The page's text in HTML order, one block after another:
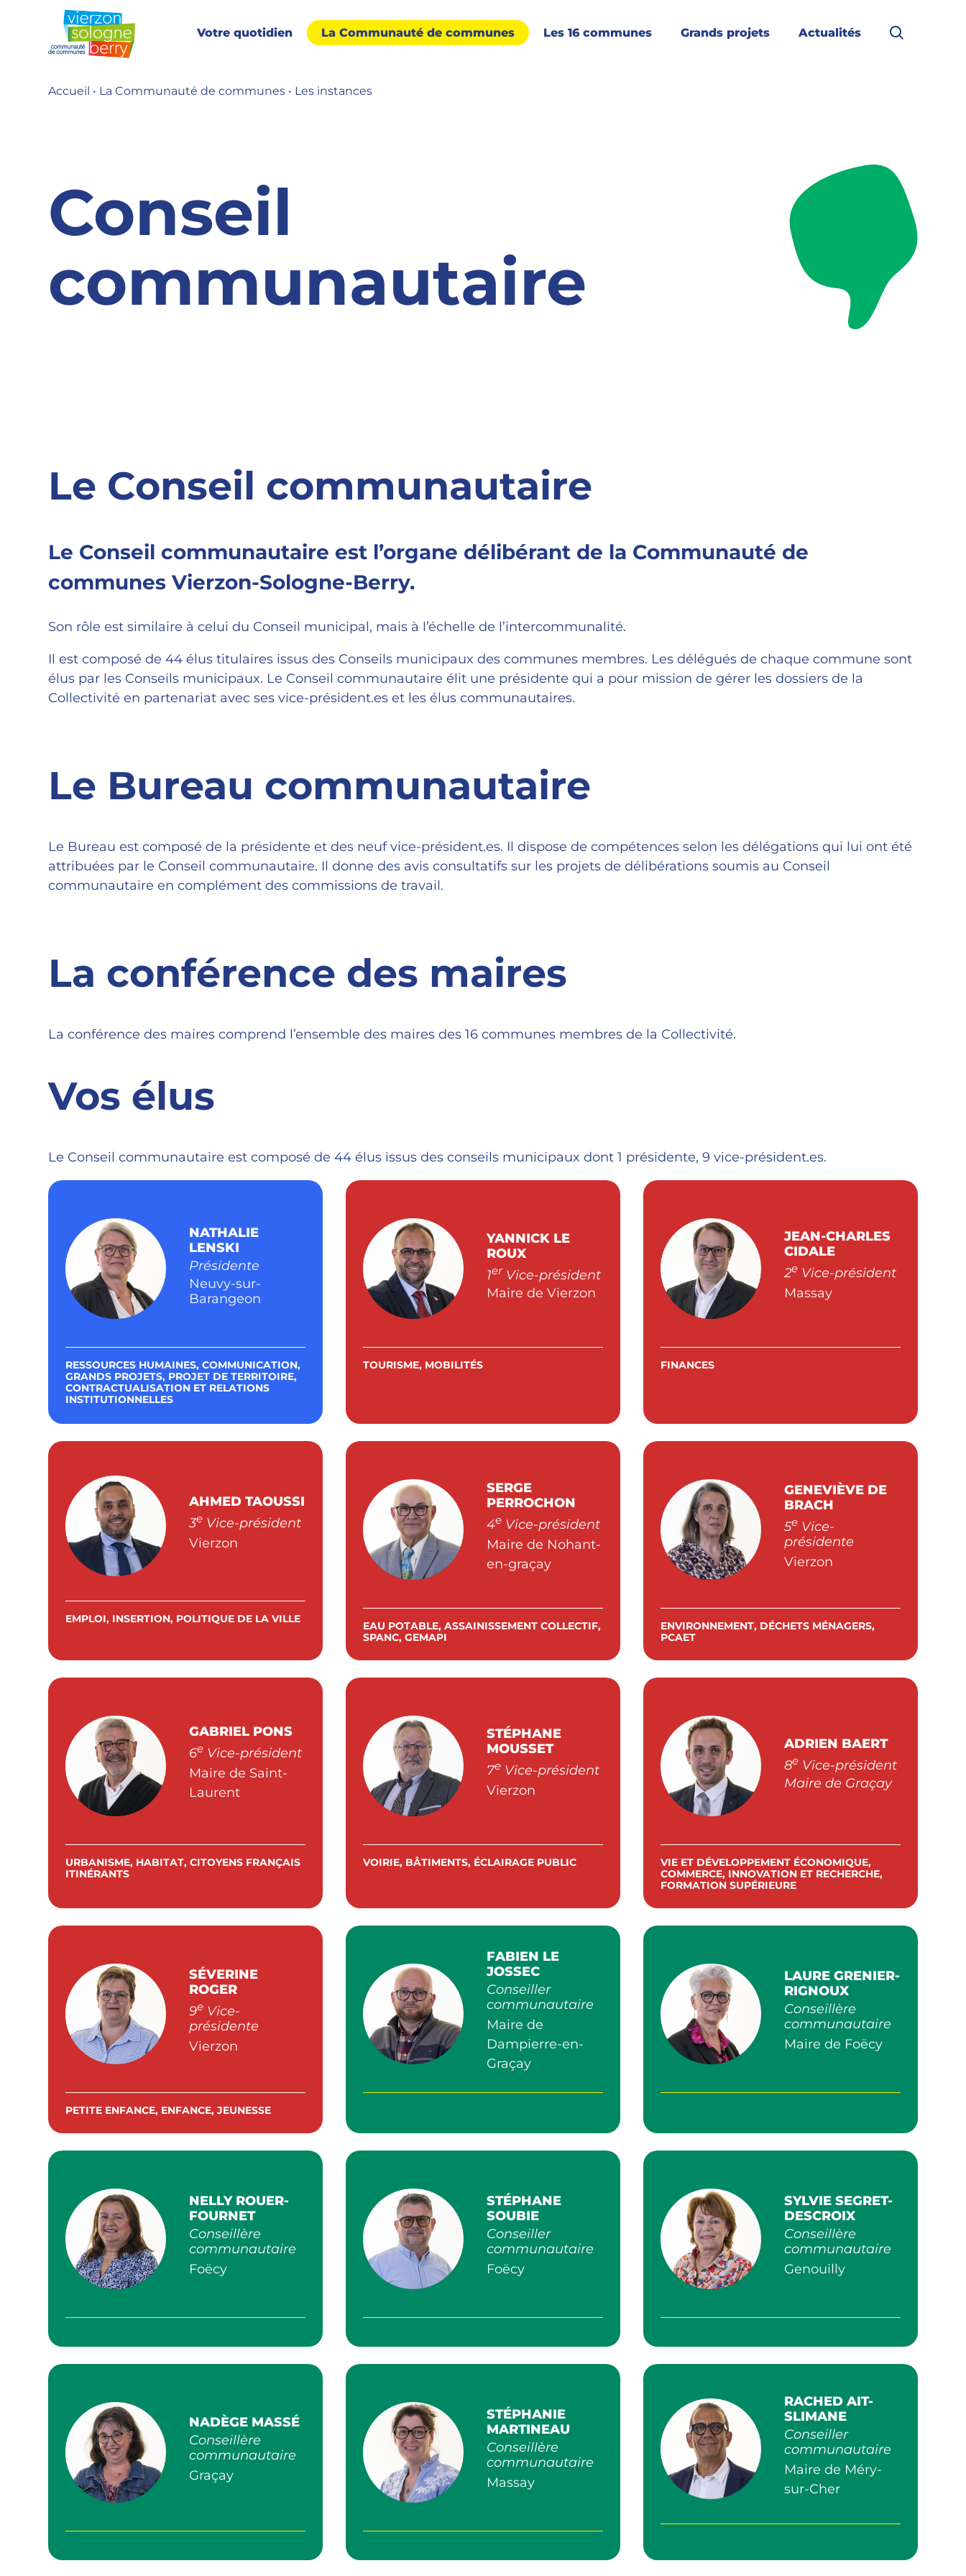
Votre quotidien La Communauté de communes Les 16 communes Grands projets Actualités Rechercher
Accueil • La Communauté de communes • Les instances
Conseil
communautaire
Le Conseil communautaire
Le Conseil communautaire est l’organe délibérant de la Communauté de
communes Vierzon-Sologne-Berry.
Son rôle est similaire à celui du Conseil municipal, mais à l’échelle de l’intercommunalité.
Il est composé de 44 élus titulaires issus des Conseils municipaux des communes membres. Les délégués de chaque commune sont
élus par les Conseils municipaux. Le Conseil communautaire élit une présidente qui a pour mission de gérer les dossiers de la
Collectivité en partenariat avec ses vice-président.es et les élus communautaires.
Le Bureau communautaire
Le Bureau est composé de la présidente et des neuf vice-président.es. Il dispose de compétences selon les délégations qui lui ont été
attribuées par le Conseil communautaire. Il donne des avis consultatifs sur les projets de délibérations soumis au Conseil
communautaire en complément des commissions de travail.
La conférence des maires
La conférence des maires comprend l’ensemble des maires des 16 communes membres de la Collectivité.
Vos élus
Le Conseil communautaire est composé de 44 élus issus des conseils municipaux dont 1 présidente, 9 vice-président.es.
NATHALIE
LENSKI
Présidente
Neuvy-sur-
Barangeon
RESSOURCES HUMAINES, COMMUNICATION,
GRANDS PROJETS, PROJET DE TERRITOIRE,
CONTRACTUALISATION ET RELATIONS
INSTITUTIONNELLES
YANNICK LE
ROUX
1er Vice-président
Maire de Vierzon
TOURISME, MOBILITÉS
JEAN-CHARLES
CIDALE
2eVice-président
Massay
FINANCES
AHMED TAOUSSI
3e Vice-président
Vierzon
EMPLOI, INSERTION, POLITIQUE DE LA VILLE
SERGE
PERROCHON
4e Vice-président
Maire de Nohant-
en-graçay
EAU POTABLE, ASSAINISSEMENT COLLECTIF,
SPANC, GEMAPI
GENEVIÈVE DE
BRACH
5eVice-
présidente
Vierzon
ENVIRONNEMENT, DÉCHETS MÉNAGERS,
PCAET
GABRIEL PONS
6e Vice-président
Maire de Saint-
Laurent
URBANISME, HABITAT, CITOYENS FRANÇAIS
ITINÉRANTS
STÉPHANE
MOUSSET
7e Vice-président
Vierzon
VOIRIE, BÂTIMENTS, ÉCLAIRAGE PUBLIC
ADRIEN BAERT
8eVice-président
Maire de Graçay
VIE ET DÉVELOPPEMENT ÉCONOMIQUE,
COMMERCE, INNOVATION ET RECHERCHE,
FORMATION SUPÉRIEURE
SÉVERINE
ROGER
9e Vice-
présidente
Vierzon
PETITE ENFANCE, ENFANCE, JEUNESSE
FABIEN LE
JOSSEC
Conseiller
communautaire
Maire de
Dampierre-en-
Graçay
LAURE GRENIER-
RIGNOUX
Conseillère
communautaire
Maire de Foëcy
NELLY ROUER-
FOURNET
Conseillère
communautaire
Foëcy
STÉPHANE
SOUBIE
Conseiller
communautaire
Foëcy
SYLVIE SEGRET-
DESCROIX
Conseillère
communautaire
Genouilly
NADÈGE MASSÉ
Conseillère
communautaire
Graçay
STÉPHANIE
MARTINEAU
Conseillère
communautaire
Massay
RACHED AIT-
SLIMANE
Conseiller
communautaire
Maire de Méry-
sur-Cher